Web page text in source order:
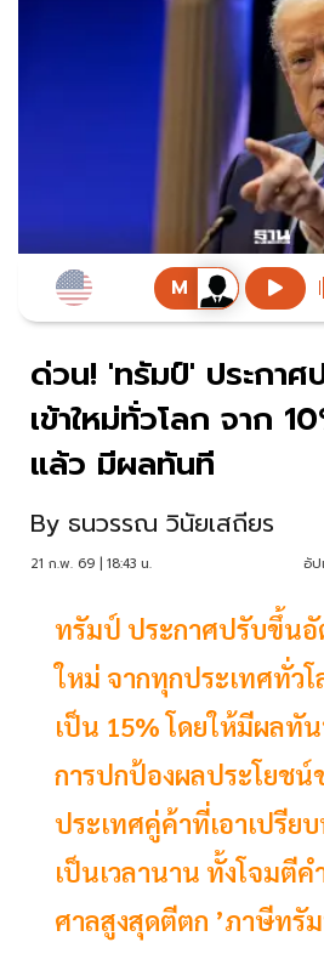
ด่วน! 'ทรัมป์' ประกาศ
เข้าใหม่ทั่วโลก จาก
แล้ว มีผลทันที
By ธนวรรณ วินัยเสถียร
21 ก.พ. 69 | 18:43 น. อัป
ทรัมป์ ประกาศปรับขึ้นอั
ใหม่ จากทุกประเทศทั่วโ
เป็น 15% โดยให้มีผลทั
การปกป้องผลประโยชน์
ประเทศคู่ค้าที่เอาเปรีย
เป็นเวลานาน ทั้งโจมตี
ศาลสูงสุดตีตก ’ภาษีทรั